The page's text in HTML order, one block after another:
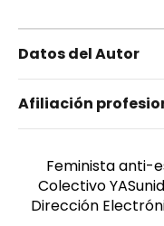
Datos del Autor
Calle
Afiliación
Feminista anti-
Colectivo
Dirección